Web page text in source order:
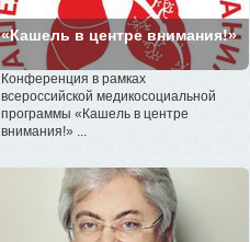
«Кашель в центре внимания!»
Конференция в рамках
всероссийской медикосоциальной
программы «Кашель в центре
внимания!» ...